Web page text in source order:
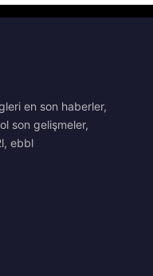
en son haberler,
son gelişmeler,
ebbl